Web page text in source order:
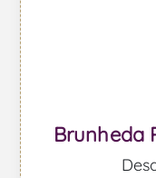
Brunheda